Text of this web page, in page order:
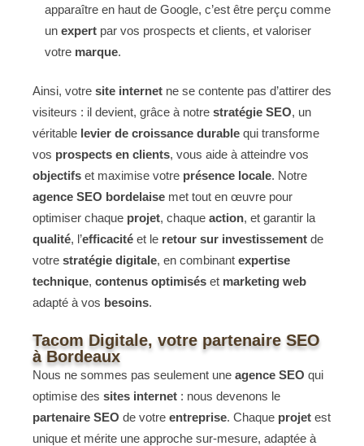
apparaître en haut de Google, c’est être perçu comme
un expert par vos prospects et clients, et valoriser
votre marque.
Ainsi, votre site internet ne se contente pas d’attirer des
visiteurs : il devient, grâce à notre stratégie SEO, un
véritable levier de croissance durable qui transforme
vos prospects en clients, vous aide à atteindre vos
objectifs et maximise votre présence locale. Notre
agence SEO bordelaise met tout en œuvre pour
optimiser chaque projet, chaque action, et garantir la
qualité, l’efficacité et le retour sur investissement de
votre stratégie digitale, en combinant expertise
technique, contenus optimisés et marketing web
adapté à vos besoins.
Tacom Digitale, votre partenaire SEO
à Bordeaux
Nous ne sommes pas seulement une agence SEO qui
optimise des sites internet : nous devenons le
partenaire SEO de votre entreprise. Chaque projet est
unique et mérite une approche sur-mesure, adaptée à